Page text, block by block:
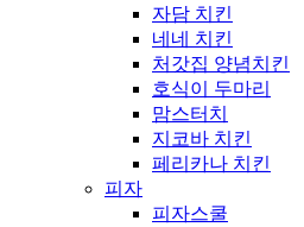
자담 치킨
네네 치킨
처갓집 양념치킨
호식이 두마리
맘스터치
지코바 치킨
페리카나 치킨
피자
피자스쿨